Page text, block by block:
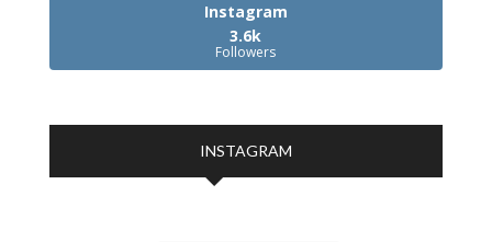
Instagram
3.6k
Followers
INSTAGRAM